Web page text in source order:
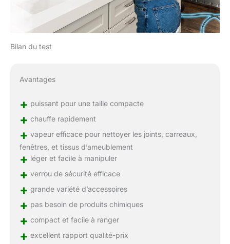
Bilan du test
Avantages
+ puissant pour une taille compacte
+ chauffe rapidement
+ vapeur efficace pour nettoyer les joints, carreaux,
fenêtres, et tissus d’ameublement
+ léger et facile à manipuler
+ verrou de sécurité efficace
+ grande variété d’accessoires
+ pas besoin de produits chimiques
+ compact et facile à ranger
+ excellent rapport qualité-prix